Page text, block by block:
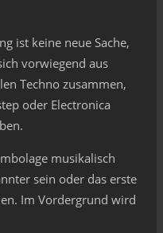
ist keine neue Sache,
vorwiegend aus
Techno zusammen,
oder Electronica
musikalisch
sein oder das erste
Im Vordergrund wird